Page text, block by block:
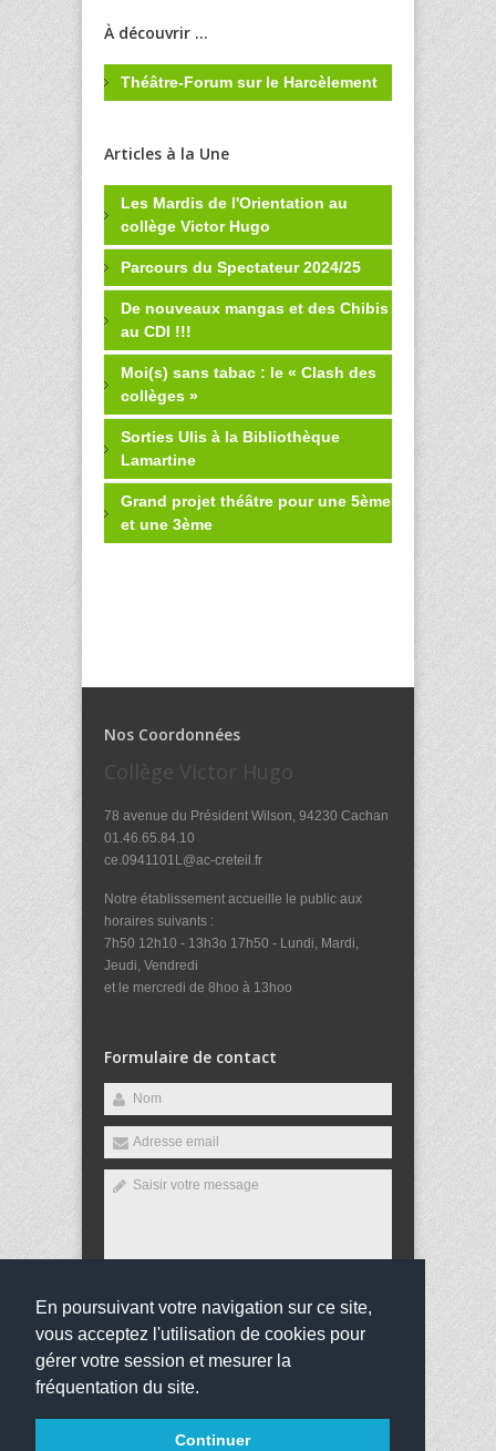
En poursuivant votre navigation sur ce site,
vous acceptez l'utilisation de cookies pour
gérer votre session et mesurer la
fréquentation du site.
Continuer
À découvrir ...
Théâtre-Forum sur le Harcèlement
Articles à la Une
Les Mardis de l'Orientation au
collège Victor Hugo
Parcours du Spectateur 2024/25
De nouveaux mangas et des Chibis
au CDI !!!
Moi(s) sans tabac : le « Clash des
collèges »
Sorties Ulis à la Bibliothèque
Lamartine
Grand projet théâtre pour une 5ème
et une 3ème
Nos Coordonnées
Collège Victor Hugo
78 avenue du Président Wilson, 94230 Cachan
01.46.65.84.10
ce.0941101L@ac-creteil.fr
Notre établissement accueille le public aux
horaires suivants :
7h50 12h10 - 13h3o 17h50 - Lundi, Mardi,
Jeudi, Vendredi
et le mercredi de 8hoo à 13hoo
Formulaire de contact
Envoyer
réservés